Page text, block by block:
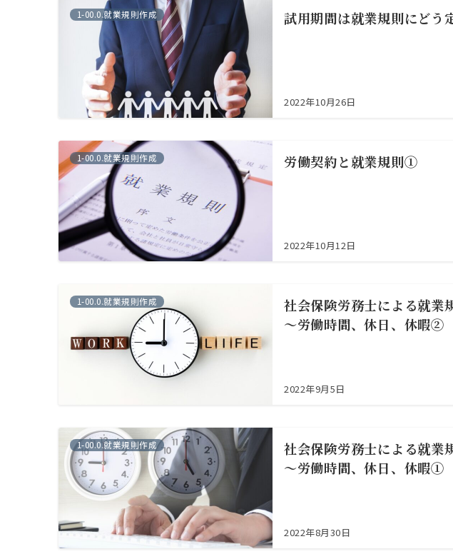
1-00.0.就業規則作成 試用期間は就業規則にど
2022年10月26日
1-00.0.就業規則作成 労働契約と就業規則①
2022年10月12日
1-00.0.就業規則作成
社会保険労務士による就業
～労働時間、休日、休暇②
2022年9月5日
1-00.0.就業規則作成
社会保険労務士による就業
～労働時間、休日、休暇①
2022年8月30日